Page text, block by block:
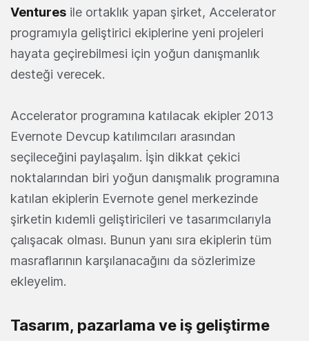
Ventures ile ortaklık yapan şirket, Accelerator
programıyla geliştirici ekiplerine yeni projeleri
hayata geçirebilmesi için yoğun danışmanlık
desteği verecek.
Accelerator programına katılacak ekipler 2013
Evernote Devcup katılımcıları arasından
seçileceğini paylaşalım. İşin dikkat çekici
noktalarından biri yoğun danışmalık programına
katılan ekiplerin Evernote genel merkezinde
şirketin kıdemli geliştiricileri ve tasarımcılarıyla
çalışacak olması. Bunun yanı sıra ekiplerin tüm
masraflarının karşılanacağını da sözlerimize
ekleyelim.
Tasarım, pazarlama ve iş geliştirme